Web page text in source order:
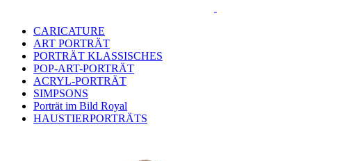
CARICATURE
ART PORTRÄT
PORTRÄT KLASSISCHES
POP-ART-PORTRÄT
ACRYL-PORTRÄT
SIMPSONS
Porträt im Bild Royal
HAUSTIERPORTRÄTS